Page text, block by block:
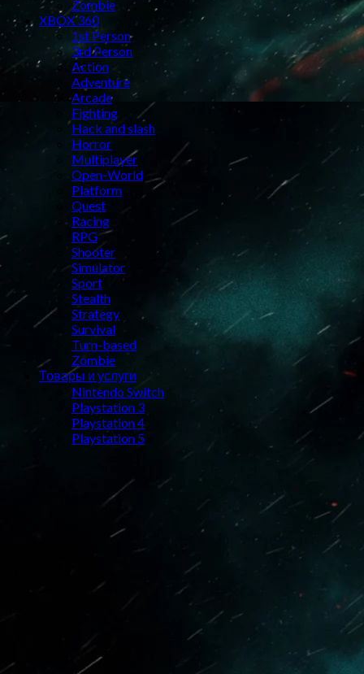
Zombie
XBOX 360
1st Person
3rd Person
Action
Adventure
Arcade
Fighting
Hack and slash
Horror
Multiplayer
Open-World
Platform
Quest
Racing
RPG
Shooter
Simulator
Sport
Stealth
Strategy
Survival
Turn-based
Zombie
Товары и услуги
Nintendo Switch
Playstation 3
Playstation 4
Playstation 5